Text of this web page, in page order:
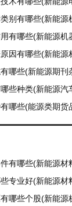
别有哪些(新能
有哪些(新能源机
因有哪些(新能源
哪些(新能源期刊
些种类(新能源汽
哪些(能源类期货
哪些(新能源材料与
专业好(新能源材
哪些个股(新能源